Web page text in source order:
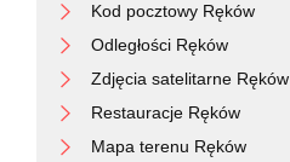
Kod pocztowy Ręków
Odległości Ręków
Zdjęcia satelitarne Ręków
Restauracje Ręków
Mapa terenu Ręków